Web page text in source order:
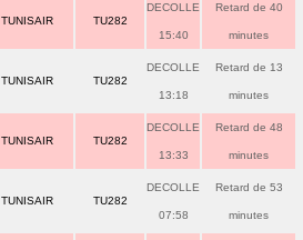
TUNISAIR TU282
DECOLLE
15:40
Retard de 40
minutes
TUNISAIR TU282
DECOLLE
13:18
Retard de 13
minutes
TUNISAIR TU282
DECOLLE
13:33
Retard de 48
minutes
TUNISAIR TU282
DECOLLE
07:58
Retard de 53
minutes